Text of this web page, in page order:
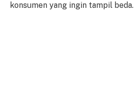
konsumen yang ingin tampil beda.